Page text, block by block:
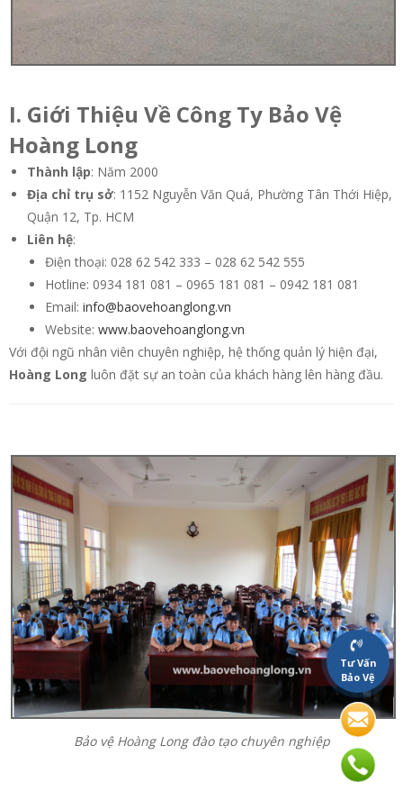
I. Giới Thiệu Về Công Ty Bảo Vệ
Hoàng Long
Thành lập: Năm 2000
Địa chỉ trụ sở: 1152 Nguyễn Văn Quá, Phường Tân Thới Hiệp,
Quận 12, Tp. HCM
Liên hệ:
Điện thoại: 028 62 542 333 – 028 62 542 555
Hotline: 0934 181 081 – 0965 181 081 – 0942 181 081
Email: info@baovehoanglong.vn
Website: www.baovehoanglong.vn
Với đội ngũ nhân viên chuyên nghiệp, hệ thống quản lý hiện đại,
Hoàng Long luôn đặt sự an toàn của khách hàng lên hàng đầu.
Bảo vệ Hoàng Long đào tạo chuyên nghiệp
Tư Vấn
Bảo Vệ